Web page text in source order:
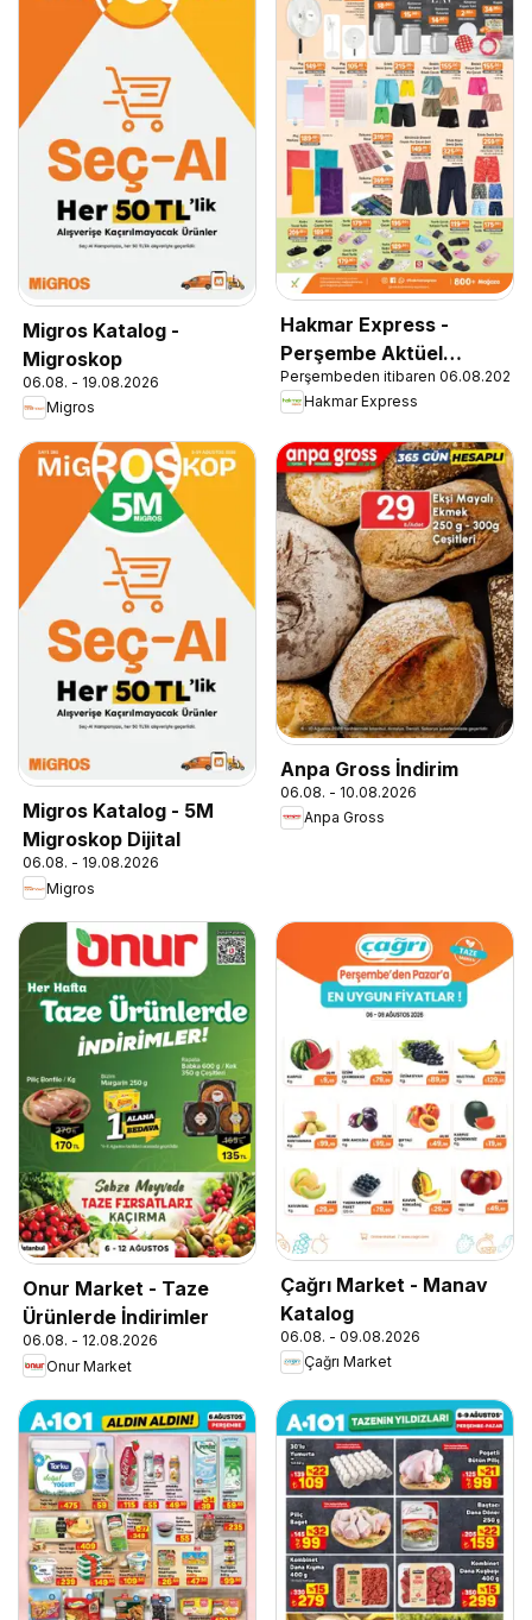
Migros Katalog -
Migroskop
06.08. - 19.08.2026
Migros
Hakmar Express -
Perşembe Aktüel
Ürünler
Perşembeden itibaren 06.08.2026
Hakmar Express
Migros Katalog - 5M
Migroskop Dijital
06.08. - 19.08.2026
Migros
Anpa Gross İndirim
06.08. - 10.08.2026
Anpa Gross
Onur Market - Taze
Ürünlerde İndirimler
06.08. - 12.08.2026
Onur Market
Çağrı Market - Manav
Katalog
06.08. - 09.08.2026
Çağrı Market